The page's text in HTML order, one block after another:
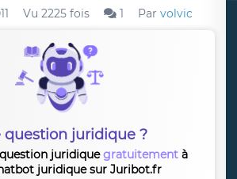
Vu 2225 fois 1 Par volvic
question juridique ?
juridiquegratuitement à
juridique sur Juribot.fr